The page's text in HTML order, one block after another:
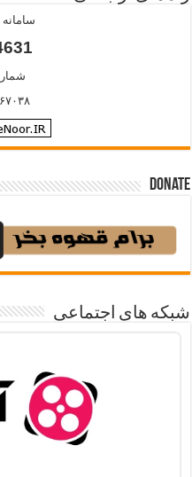
سامانه
۰۵۱-
Donate
شبکه های اجتماعی